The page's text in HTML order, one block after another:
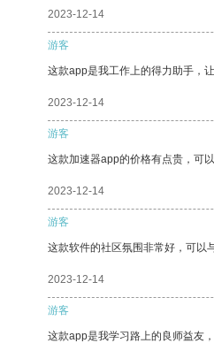
2023-12-14
游客
这款app是我工作上的得力助手，
2023-12-14
游客
这款加速器app的价格有点贵，可
2023-12-14
游客
这款软件的社区氛围非常好，可以
2023-12-14
游客
这款app是我学习路上的良师益友